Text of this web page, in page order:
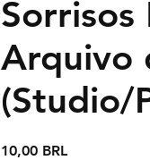
Sorrisos
Arquivo
(Studio/
10,00 BRLPrecio